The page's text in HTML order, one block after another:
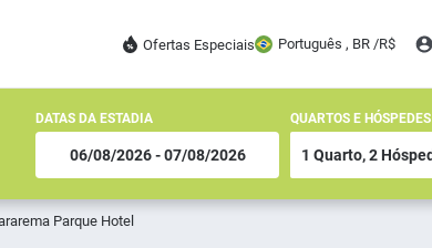
Ofertas Especiais Português , BR /R$
DATAS DA ESTADIA QUARTOS E HÓSPEDES
Parque Hotel